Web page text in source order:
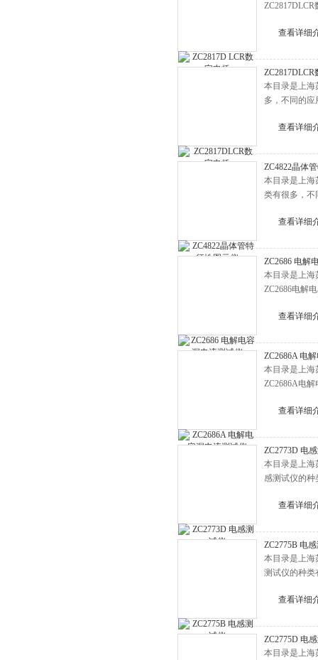
查看详细
ZC2817DLCR
本目录是上海
多，不同的
查看详细
ZC4822晶体
本目录是上海
类有很多，不
查看详细
ZC2686 电解
本目录是上海
ZC2686电解
查看详细
ZC2686A 电
本目录是上海
ZC2686A电
查看详细
ZC2773D 电
本目录是上海
感测试仪的种
查看详细
ZC2775B 电
本目录是上海
测试仪的种类
查看详细
ZC2775D 电
本目录是上海